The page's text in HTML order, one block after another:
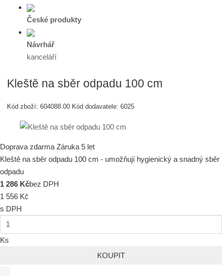
České produkty
Návrhář
kanceláří
Kleště na sběr odpadu 100 cm
Kód zboží:604088.00 Kód dodavatele:6025
Doprava zdarma Záruka 5 let
Kleště na sběr odpadu 100 cm - umožňují hygienický a snadný sběr
odpadu
1 286 Kčbez DPH
1 556 Kč
s DPH
Ks
KOUPIT